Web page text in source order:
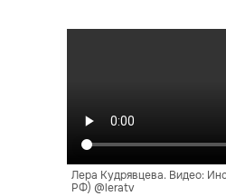
Лера Кудрявцева. Видео:
РФ) @leratv